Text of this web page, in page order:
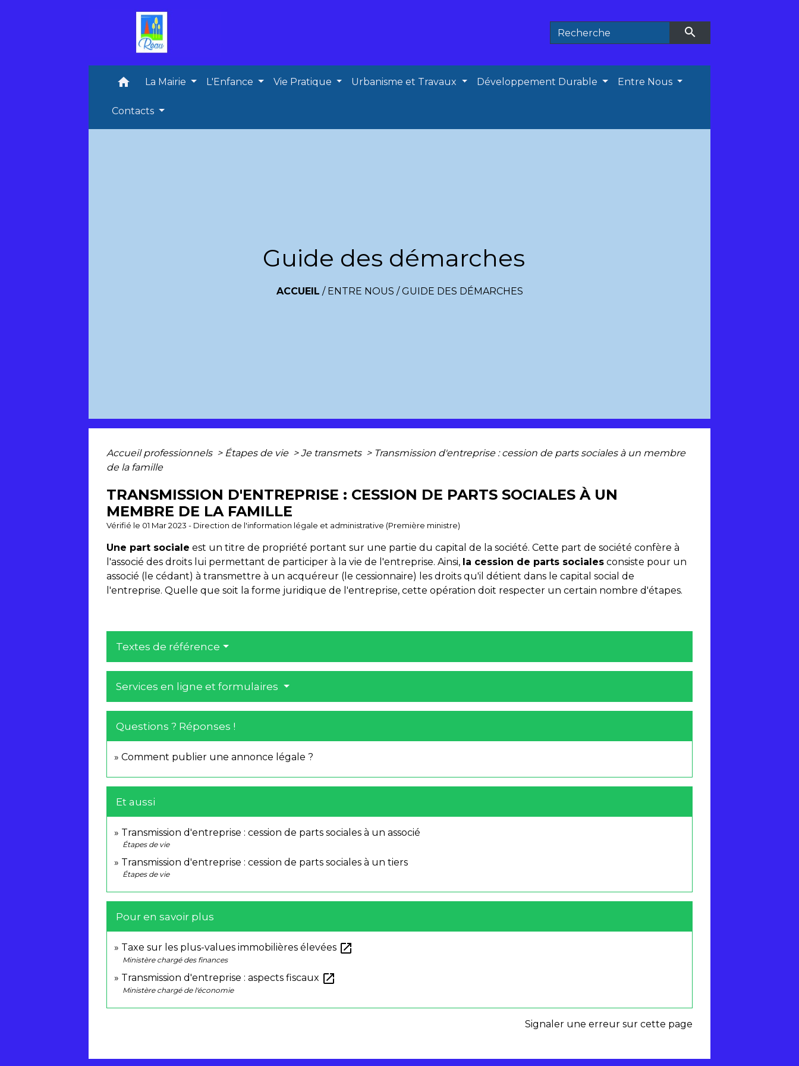
search
home La Mairie L'Enfance Vie Pratique Urbanisme et Travaux Développement Durable Entre Nous
Contacts
Guide des démarches
ACCUEIL / ENTRE NOUS /GUIDE DES DÉMARCHES
Accueil professionnels > Étapes de vie > Je transmets > Transmission d'entreprise : cession de parts sociales à un membre
de la famille
TRANSMISSION D'ENTREPRISE : CESSION DE PARTS SOCIALES À UN
MEMBRE DE LA FAMILLE
Vérifié le 01 Mar 2023 - Direction de l'information légale et administrative (Première ministre)
Une part sociale est un titre de propriété portant sur une partie du capital de la société. Cette part de société confère à
l'associé des droits lui permettant de participer à la vie de l'entreprise. Ainsi, la cession de parts sociales consiste pour un
associé (le cédant) à transmettre à un acquéreur (le cessionnaire) les droits qu'il détient dans le capital social de
l'entreprise. Quelle que soit la forme juridique de l'entreprise, cette opération doit respecter un certain nombre d'étapes.
Textes de référence
Services en ligne et formulaires
Questions ? Réponses !
Comment publier une annonce légale ?
Et aussi
Transmission d'entreprise : cession de parts sociales à un associé
Étapes de vie
Transmission d'entreprise : cession de parts sociales à un tiers
Étapes de vie
Pour en savoir plus
Taxe sur les plus-values immobilières élevées open_in_new
Ministère chargé des finances
Transmission d'entreprise : aspects fiscaux open_in_new
Ministère chargé de l'économie
Signaler une erreur sur cette page